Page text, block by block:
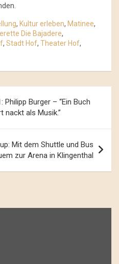
, Kultur erleben, Matinee,
Die Bajadere,
, Stadt Hof, Theater Hof,
Philipp Burger – “Ein Buch
nackt als Musik.”
Mit dem Shuttle und Bus
zur Arena in Klingenthal